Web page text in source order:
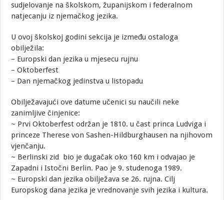
sudjelovanje na školskom, županijskom i federalnom
natjecanju iz njemačkog jezika.
U ovoj školskoj godini sekcija je između ostaloga
obilježila:
– Europski dan jezika u mjesecu rujnu
– Oktoberfest
– Dan njemačkog jedinstva u listopadu
Obilježavajući ove datume učenici su naučili neke
zanimljive činjenice:
~ Prvi Oktoberfest održan je 1810. u čast princa Ludviga i
princeze Therese von Sashen-Hildburghausen na njihovom
vjenčanju.
~ Berlinski zid bio je dugačak oko 160 km i odvajao je
Zapadni i Istočni Berlin. Pao je 9. studenoga 1989.
~ Europski dan jezika obilježava se 26. rujna. Cilj
Europskog dana jezika je vrednovanje svih jezika i kultura.